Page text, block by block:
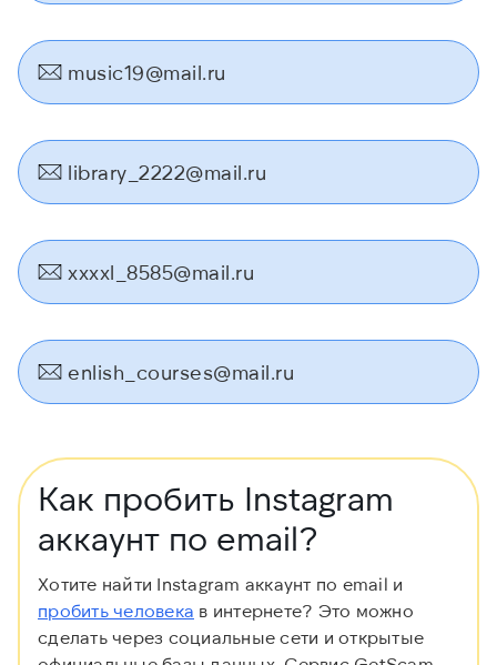
music19@mail.ru
library_2222@mail.ru
xxxxl_8585@mail.ru
enlish_courses@mail.ru
Как пробить Instagram
аккаунт по email?
Хотите найти Instagram аккаунт по email и
пробить человека в интернете? Это можно
сделать через социальные сети и открытые